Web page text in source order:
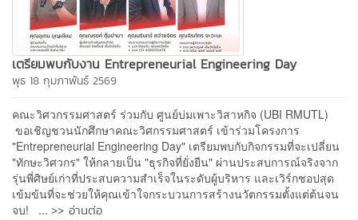
เตรียมพบกับงาน Entrepreneurial Engineering Day
พุธ 18 กุมภาพันธ์ 2569
คณะวิศวกรรมศาสตร์ ร่วมกับ ศูนย์บ่มเพาะวิสาหกิจ (UBI RMUTL)
ขอเชิญชวนนักศึกษาคณะวิศกรรมศาสตร์ เข้าร่วมโครงการ
"Entrepreneurial Engineering Day" เตรียมพบกับกิจกรรมที่จะเปลี่ยน
"ทักษะวิศวกร" ให้กลายเป็น "ธุรกิจที่ยั่งยืน" ผ่านประสบการณ์จริงจาก
รุ่นพี่ศิษย์เก่าที่ประสบความสำเร็จในระดับผู้บริหาร และเวิร์กชอปสุด
เข้มข้นที่จะช่วยให้คุณเข้าใจกระบวนการสร้างนวัตกรรมตั้งแต่ต้นจน
จบ! ... >> อ่านต่อ